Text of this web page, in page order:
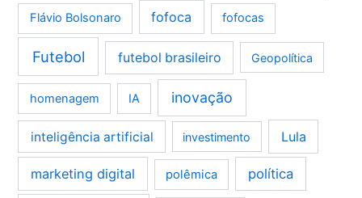
Flávio Bolsonaro fofoca fofocas
Futebol futebol brasileiro Geopolítica
homenagem IA inovação
inteligência artificial investimento Lula
marketing digital polêmica política